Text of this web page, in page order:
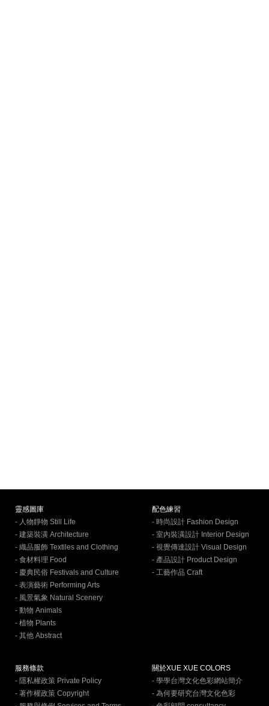
靈感圖庫
- 人物靜物 Still Life
- 建築裝潢 Architecture
- 織品服飾 Textiles and Clothing
- 食材料理 Food
- 慶典民俗 Festivals and Culture
- 表演藝術 Performing Arts
- 風景氣象 Natural Scenery
- 動物 Animals
- 植物 Plants
- 其他 Abstract
配色練習
- 時尚設計 Fashion Design
- 室內裝潢設計 Interior Design
- 視覺傳達設計 Visual Design
- 產品設計 Product Design
- 工藝作品 Craft
服務條款
- 隱私權政策 Private Policy
- 著作權政策 Copyright
關於XUE XUE COLORS
- 學學台灣文化色彩網站簡介
- 為何要研究台灣文化色彩